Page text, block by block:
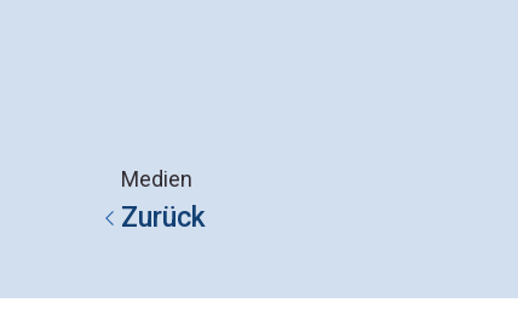
Medien
Zurück